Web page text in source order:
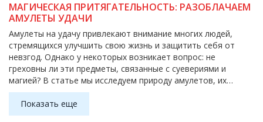
МАГИЧЕСКАЯ ПРИТЯГАТЕЛЬНОСТЬ: РАЗОБЛАЧАЕМ
АМУЛЕТЫ УДАЧИ
Амулеты на удачу привлекают внимание многих людей,
стремящихся улучшить свою жизнь и защитить себя от
невзгод. Однако у некоторых возникает вопрос: не
греховны ли эти предметы, связанные с суевериями и
магией? В статье мы исследуем природу амулетов, их
историческое значение и способы, которыми они могут
влиять на нашу жизнь. Поговорим о том, как талисманы
могут быть полезны и какие советы следует учесть при их
Показать еще